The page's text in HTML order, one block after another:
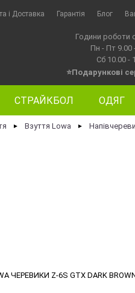
i Доставка Гарантія Блог
Години роботи
Пн - Пт 9.00
Сб 10.00 -
⭐Подарункові
СТРАЙКБОЛ ОДЯГ
► Взуття Lowa ►